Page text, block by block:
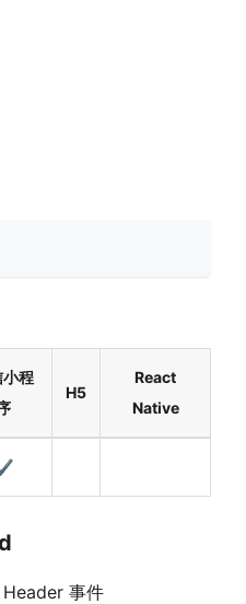
程
H5
React
Native
事件